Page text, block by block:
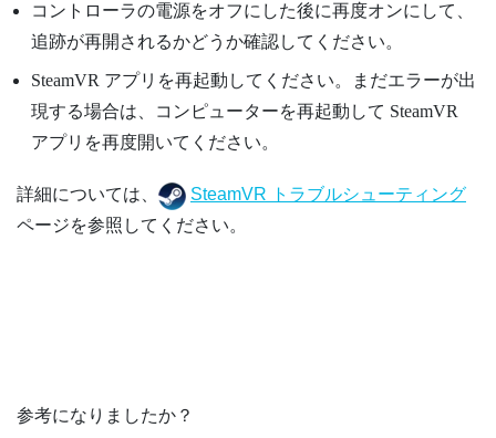
コントローラの電源をオフにした後に再度オンにして、
追跡が再開されるかどうか確認してください。
SteamVR アプリを再起動してください。まだエラーが出
現する場合は、コンピューターを再起動して SteamVR
アプリを再度開いてください。
詳細については、
SteamVR トラブルシューティング
ページを参照してください。
参考になりましたか？